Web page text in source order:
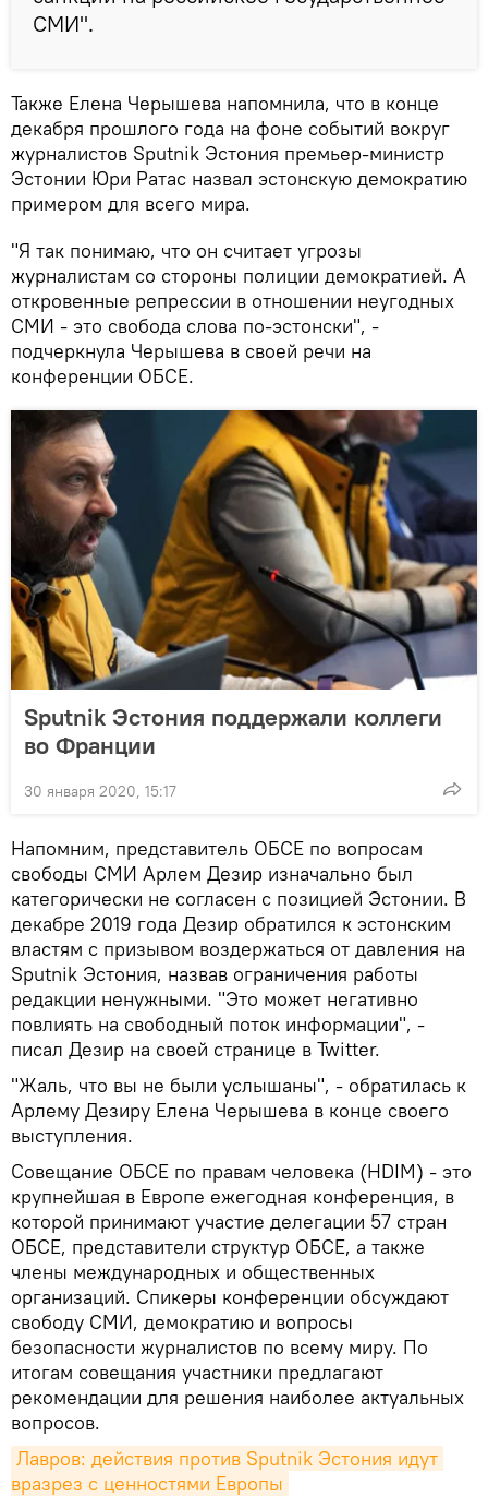
СМИ".
Также Елена Черышева напомнила, что в конце
декабря прошлого года на фоне событий вокруг
журналистов Sputnik Эстония премьер-министр
Эстонии Юри Ратас назвал эстонскую демократию
примером для всего мира.
"Я так понимаю, что он считает угрозы
журналистам со стороны полиции демократией. А
откровенные репрессии в отношении неугодных
СМИ - это свобода слова по-эстонски", -
подчеркнула Черышева в своей речи на
конференции ОБСЕ.
Sputnik Эстония поддержали коллеги
во Франции
30 января 2020, 15:17
Напомним, представитель ОБСЕ по вопросам
свободы СМИ Арлем Дезир изначально был
категорически не согласен с позицией Эстонии. В
декабре 2019 года Дезир обратился к эстонским
властям с призывом воздержаться от давления на
Sputnik Эстония, назвав ограничения работы
редакции ненужными. "Это может негативно
повлиять на свободный поток информации", -
писал Дезир на своей странице в Twitter.
"Жаль, что вы не были услышаны", - обратилась к
Арлему Дезиру Елена Черышева в конце своего
выступления.
Совещание ОБСЕ по правам человека (HDIM) - это
крупнейшая в Европе ежегодная конференция, в
которой принимают участие делегации 57 стран
ОБСЕ, представители структур ОБСЕ, а также
члены международных и общественных
организаций. Спикеры конференции обсуждают
свободу СМИ, демократию и вопросы
безопасности журналистов по всему миру. По
итогам совещания участники предлагают
рекомендации для решения наиболее актуальных
вопросов.
Лавров: действия против Sputnik Эстония идут
вразрез с ценностями Европы